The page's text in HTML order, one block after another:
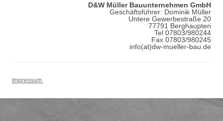
D&W Müller Bauunternehmen GmbH
Geschäftsführer: Dominik Müller
Untere Gewerbestraße 20
77791 Berghaupten
Tel 07803/980244
Fax 07803/980245
info(at)dw-mueller-bau.de
Impressum